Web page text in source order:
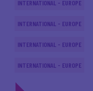
INTERNATIONAL - EUROPE
INTERNATIONAL - EUROPE
INTERNATIONAL - EUROPE
INTERNATIONAL - EUROPE